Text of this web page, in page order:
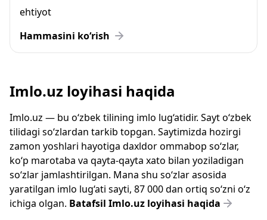
ehtiyot
Hammasini ko‘rish
Imlo.uz loyihasi haqida
Imlo.uz — bu o‘zbek tilining imlo lug‘atidir. Sayt o‘zbek
tilidagi so‘zlardan tarkib topgan. Saytimizda hozirgi
zamon yoshlari hayotiga daxldor ommabop so‘zlar,
ko‘p marotaba va qayta-qayta xato bilan yoziladigan
so‘zlar jamlashtirilgan. Mana shu so‘zlar asosida
yaratilgan imlo lug‘ati sayti, 87 000 dan ortiq so‘zni o‘z
ichiga olgan. Batafsil Imlo.uz loyihasi haqida